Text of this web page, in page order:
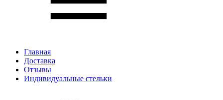
Главная
Доставка
Отзывы
Индивидуальные стельки